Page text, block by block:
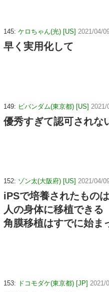
145: ケロちゃん(光) [US] 2021/04/
早く実用化して
149: ビバンダム(東京都) [US]
優秀すぎて認可されな
152: ゾン太(大阪府) [US] 2021/04/
iPSで培養されたもの
人の身体に移植できる
角膜移植はすでに始ま
153: ドコモダケ(東京都) [JP] 2021/